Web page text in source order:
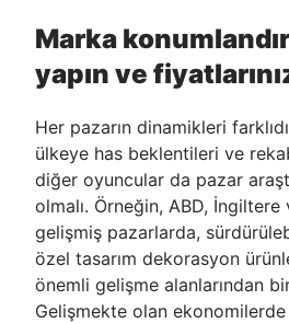
Marka
yapın ve
Her pazarın dinamikleri
ülkeye has beklentileri ve
diğer oyuncular da pazar
olmalı. Örneğin, ABD,
gelişmiş pazarlarda,
özel tasarım dekorasyon
önemli gelişme alanlarından
Gelişmekte olan